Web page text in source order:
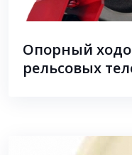
Опорный
рельсовых